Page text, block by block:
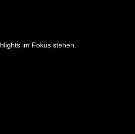
im Fokus stehen.